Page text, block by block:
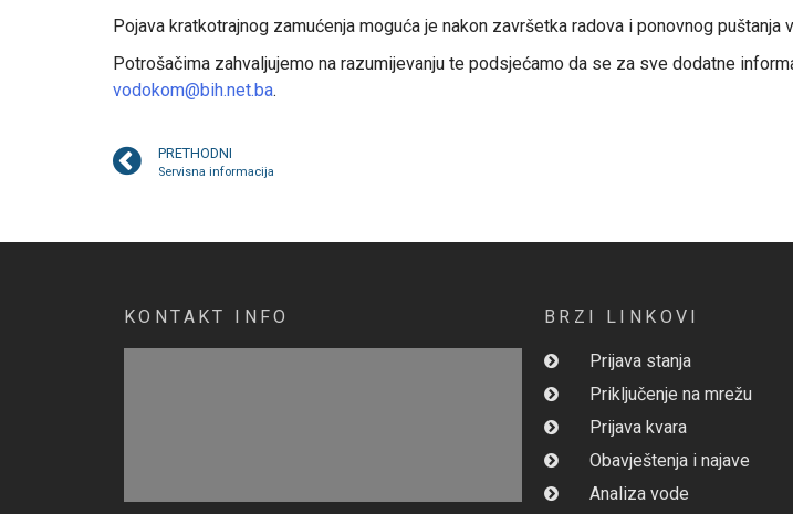
Pojava kratkotrajnog zamućenja moguća je nakon završetka radova i ponovnog
Potrošačima zahvaljujemo na razumijevanju te podsjećamo da se za sve dodatne
vodokom@bih.net.ba.
PRETHODNI
Servisna informacija
KONTAKT INFO BRZI LINKOVI
Prijava stanja
Priključenje na mrežu
Prijava kvara
Obavještenja i najave
Analiza vode